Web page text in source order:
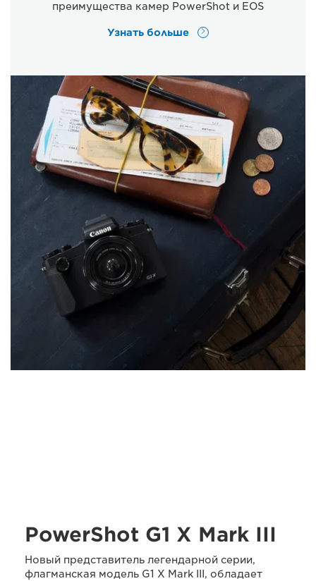
преимущества камер PowerShot и EOS
Узнать больше
PowerShot G1 X Mark III
Новый представитель легендарной серии,
флагманская модель G1 X Mark III, обладает